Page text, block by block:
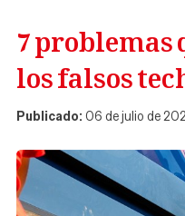
7
los falsos
Publicado: 06 de julio de